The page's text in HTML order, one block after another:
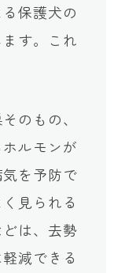
保護犬の
す。これ
のもの、
ルモンが
を予防で
見られる
どは、去勢
減できる